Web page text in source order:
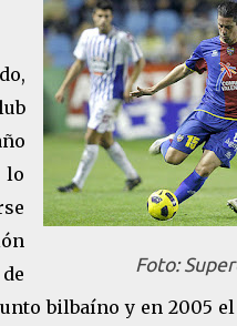
Foto:
lo
bilbaíno y en 2005 el